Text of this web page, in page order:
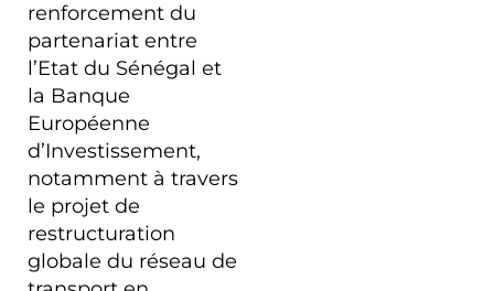
renforcement du
partenariat entre
l’Etat du Sénégal et
la Banque
Européenne
d’Investissement,
notamment à travers
le projet de
restructuration
globale du réseau de